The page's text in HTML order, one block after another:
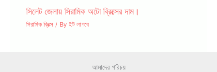
সিলেট জেলায় সিরামিক অটো ব্রিক্সের দাম।
সিরামিক ব্রিক্স / Byইট লাগবে
আমাদের পরিচয়